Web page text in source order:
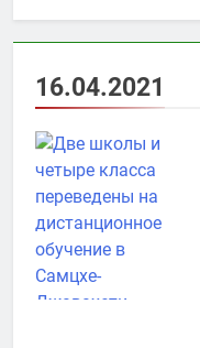
16.04.2021